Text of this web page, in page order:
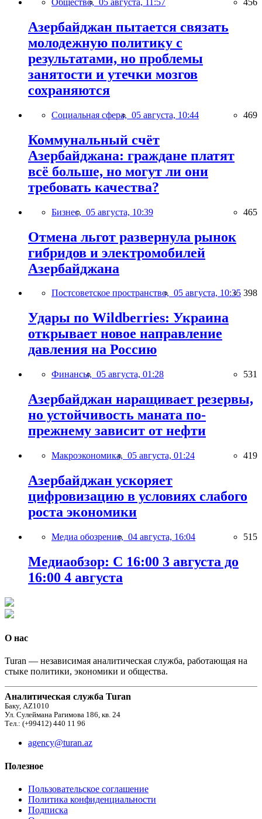
Общество, 05 августа, 11:57 456
Азербайджан пытается связать
молодежную политику с
результатами, но проблемы
занятости и утечки мозгов
сохраняются
Социальная сфера, 05 августа, 10:44 469
Коммунальный счёт
Азербайджана: граждане платят
всё больше, но могут ли они
требовать качества?
Бизнес, 05 августа, 10:39 465
Отмена льгот развернула рынок
гибридов и электромобилей
Азербайджана
Постсоветское пространство, 05 августа, 10:35 398
Удары по Wildberries: Украина
открывает новое направление
давления на Россию
Финансы, 05 августа, 01:28 531
Азербайджан наращивает резервы,
но устойчивость маната по-
прежнему зависит от нефти
Макроэкономика, 05 августа, 01:24 419
Азербайджан ускоряет
цифровизацию в условиях слабого
роста экономики
Медиа обозрение, 04 августа, 16:04 515
Медиаобзор: С 16:00 3 августа до
16:00 4 августа
О нас
Turan — независимая аналитическая служба, работающая на
стыке политики, экономики и общества.
Аналитическая служба Turan
Баку, AZ1010
Ул. Сулеймана Рагимова 186, кв. 24
Тел.: (+99412) 440 11 96
agency@turan.az
Полезное
Пользовательское соглашение
Политика конфиденциальности
Подписка